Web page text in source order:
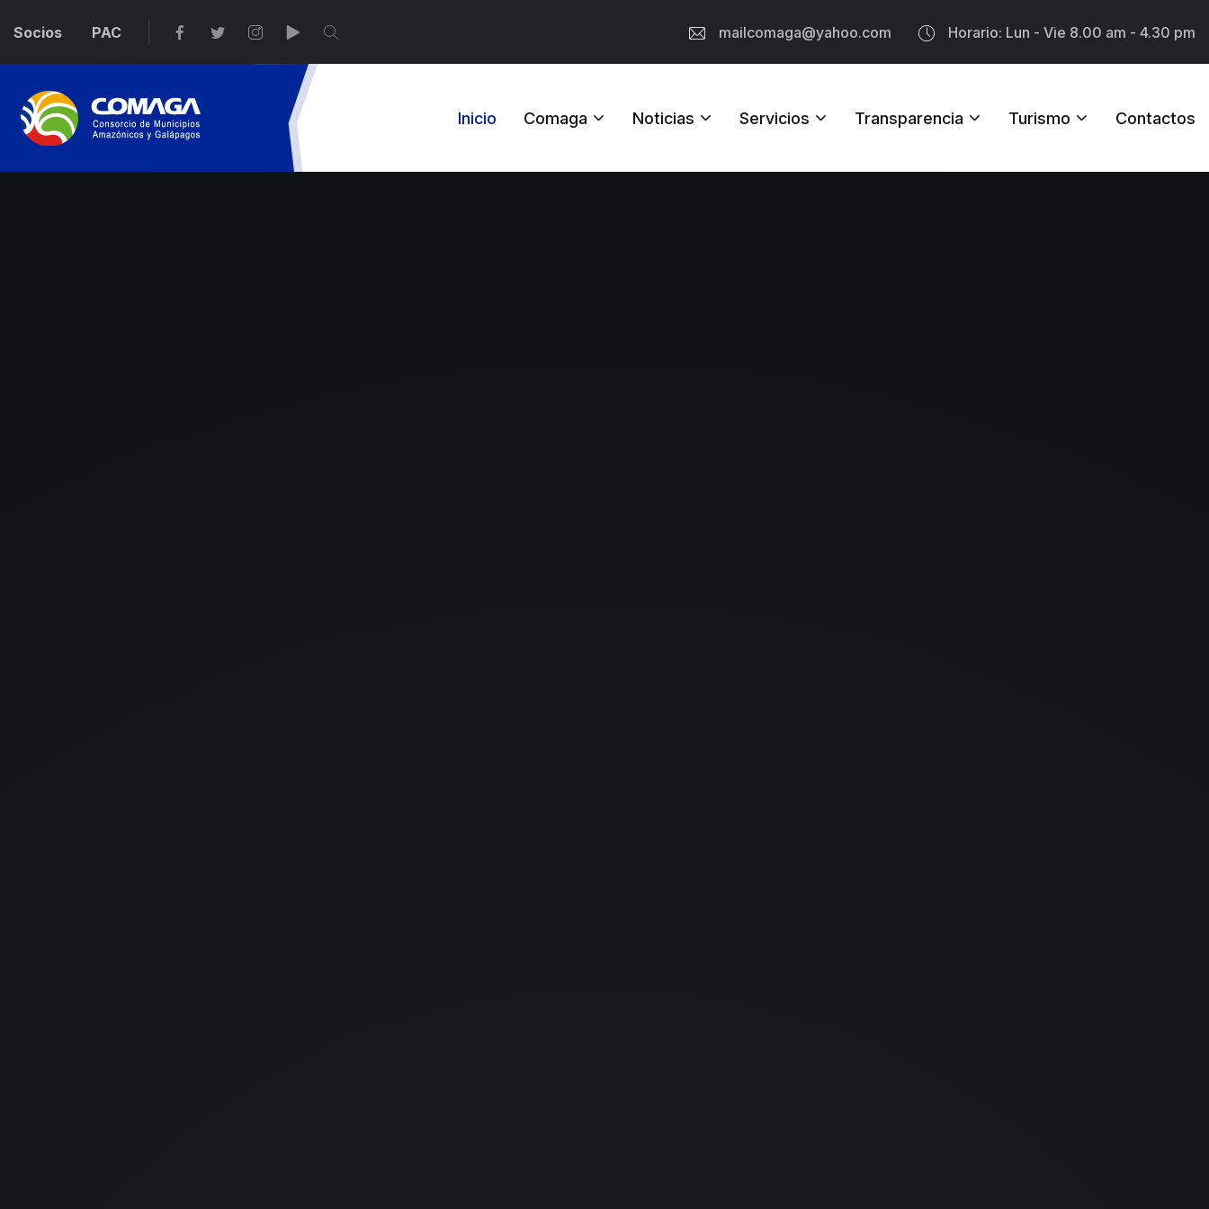
Socios PAC mailcomaga@yahoo.com Horario: Lun - Vie 8.00 am - 4.30 pm
Inicio Comaga Noticias Servicios Transparencia Turismo Contactos